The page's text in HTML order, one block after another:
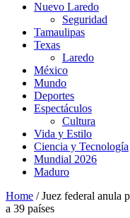
Nuevo Laredo
Seguridad
Tamaulipas
Texas
Laredo
México
Mundo
Deportes
Espectáculos
Cultura
Vida y Estilo
Ciencia y Tecnología
Mundial 2026
Maduro
Home / Juez federal anula
a 39 países